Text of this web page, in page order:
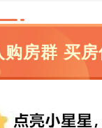
购房群 买房